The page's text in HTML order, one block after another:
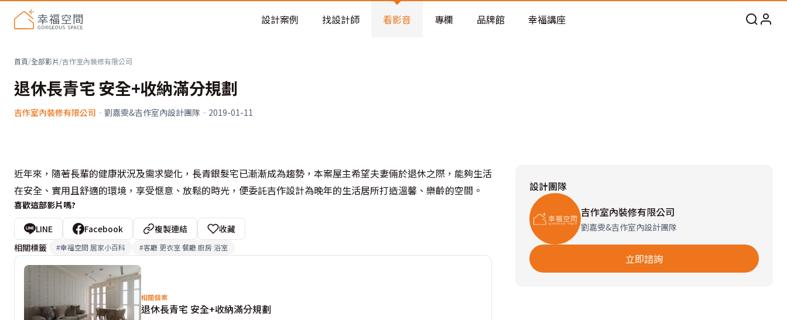
老屋預算分配與高 CP 值煥新術
設計案例 找設計師 看影音 專欄 品牌館 幸福講座
首頁/全部影片/吉作室內裝修有限公司
退休長青宅 安全+收納滿分規劃
吉作室內裝修有限公司 · 劉嘉雯&吉作室內設計團隊 · 2019-01-11
近年來，隨著長輩的健康狀況及需求變化，長青銀髮宅已漸漸成為趨勢，本案屋主希望夫妻倆於退休之際，能夠生活
在安全、實用且舒適的環境，享受愜意、放鬆的時光，便委託吉作設計為晚年的生活居所打造溫馨、樂齡的空間。
喜歡這部影片嗎?
LINE Facebook 複製連結
收藏
相關標籤
#幸福空間 居家小百科 #客廳 更衣室 餐廳 廚房 浴室
相關個案
退休長青宅 安全+收納滿分規劃
設計團隊
吉作室內裝修有限公司
劉嘉雯&吉作室內設計團隊
立即諮詢